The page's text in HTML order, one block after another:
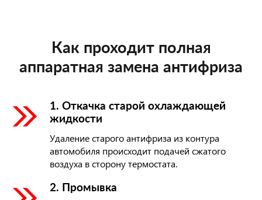
Как проходит полная
аппаратная замена антифриза
1. Откачка старой охлаждающей
жидкости
Удаление старого антифриза из контура
автомобиля происходит подачей сжатого
воздуха в сторону термостата.
2. Промывка